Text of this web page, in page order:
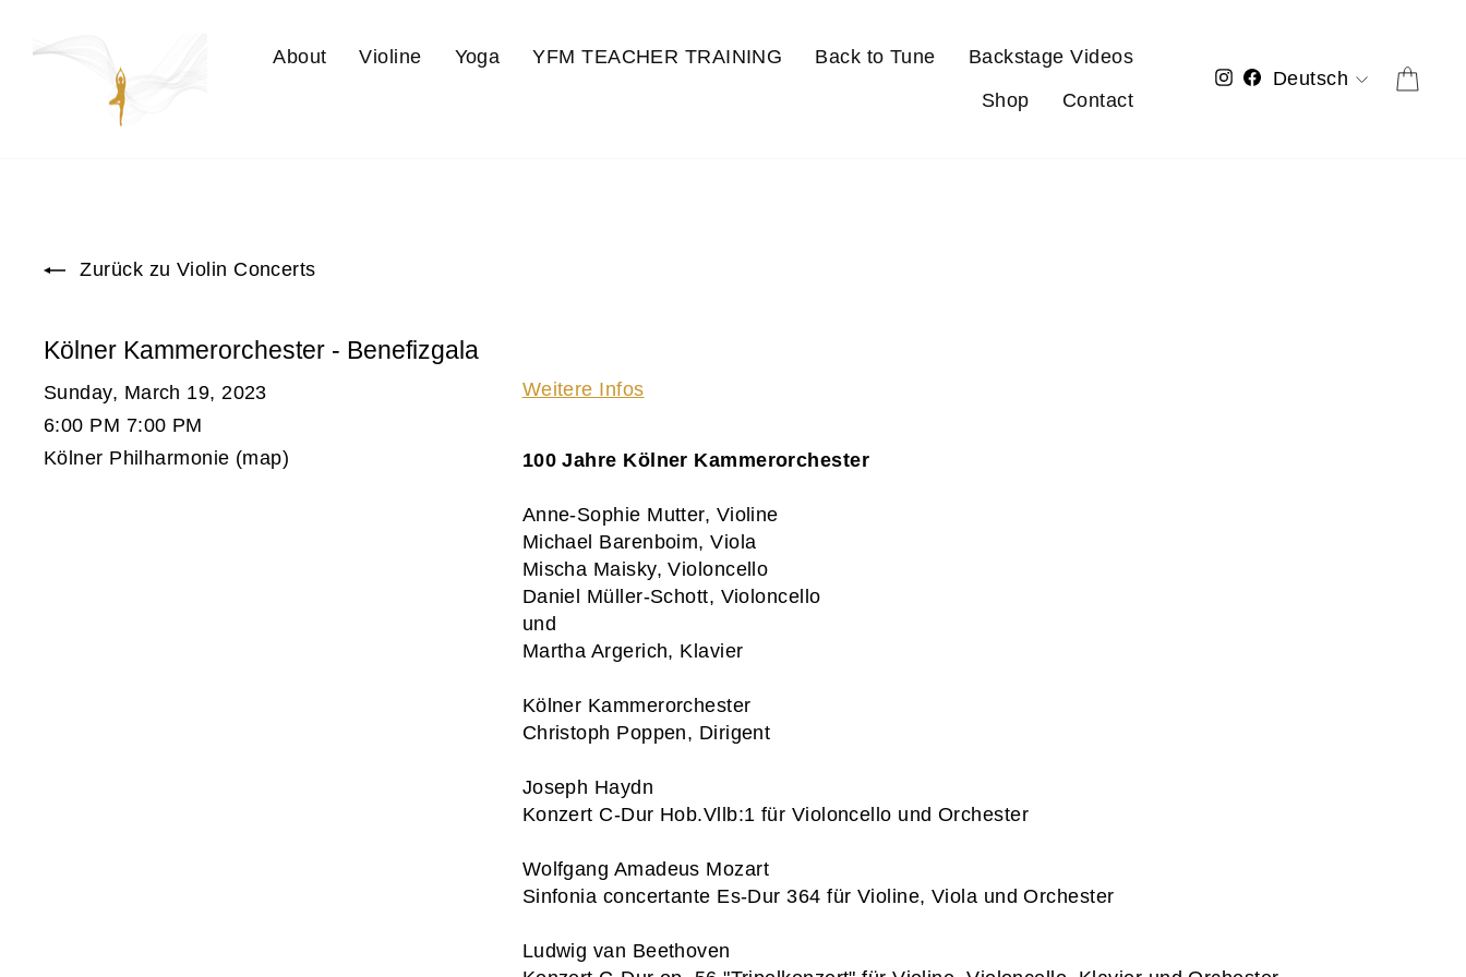
About Violine Yoga YFM TEACHER TRAINING Back to Tune
Backstage Videos
Shop
Contact
Instagram
Facebook
Sprache
Deutsch
Zurück zu Violin Concerts
Kölner Kammerorchester - Benefizgala
Sunday, March 19, 2023
6:00 PM 7:00 PM
Kölner Philharmonie (map)
Weitere Infos
100 Jahre Kölner Kammerorchester
Anne-Sophie Mutter, Violine
Michael Barenboim, Viola
Mischa Maisky, Violoncello
Daniel Müller-Schott, Violoncello
und
Martha Argerich, Klavier
Kölner Kammerorchester
Christoph Poppen, Dirigent
Joseph Haydn
Konzert C-Dur Hob.Vllb:1 für Violoncello und Orchester
Wolfgang Amadeus Mozart
Sinfonia concertante Es-Dur 364 für Violine, Viola und Orchester
Ludwig van Beethoven